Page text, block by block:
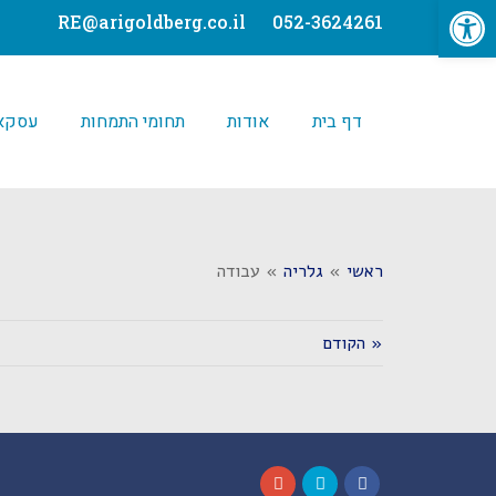
לתוכן 052-3624261
RE@arigoldberg.co.il
דף בית אודות תחומי התמחות
ראשי » גלריה » עבודה
« הקודם